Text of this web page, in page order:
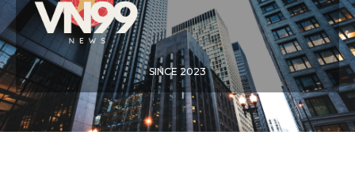
SINCE 2023